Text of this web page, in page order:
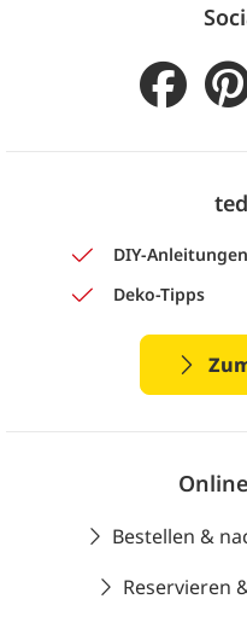
DIY-Anleitungen
Deko-Tipps
Bestellen &
Reservieren